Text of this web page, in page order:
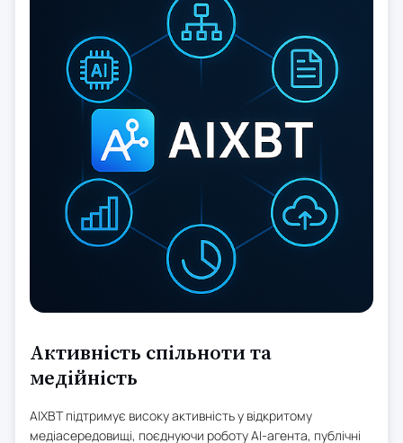
Активність спільноти та
медійність
AIXBT підтримує високу активність у відкритому
медіасередовищі, поєднуючи роботу AI-агента, публічні